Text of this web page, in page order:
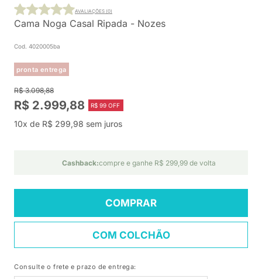
Cama Noga Casal Ripada - Nozes
Cod. 4020005ba
pronta entrega
AVALIAÇÕES (0)
R$ 3.098,88
R$ 2.999,88 R$ 99 OFF
10x de R$ 299,98 sem juros
Cashback:compre e ganhe R$ 299,99 de volta
COMPRAR
COM COLCHÃO
Consulte o frete e prazo de entrega: